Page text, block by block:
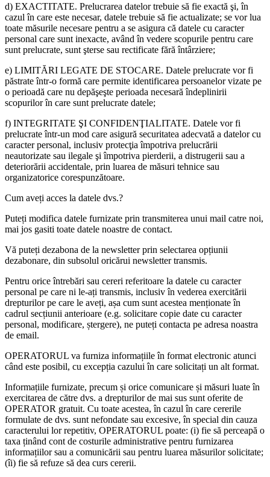
d) EXACTITATE. Prelucrarea datelor trebuie să fie exactă şi, în
cazul în care este necesar, datele trebuie să fie actualizate; se vor lua
toate măsurile necesare pentru a se asigura că datele cu caracter
personal care sunt inexacte, având în vedere scopurile pentru care
sunt prelucrate, sunt şterse sau rectificate fără întârziere;
e) LIMITĂRI LEGATE DE STOCARE. Datele prelucrate vor fi
păstrate într-o formă care permite identificarea persoanelor vizate pe
o perioadă care nu depăşeşte perioada necesară îndeplinirii
scopurilor în care sunt prelucrate datele;
f) INTEGRITATE ŞI CONFIDENŢIALITATE. Datele vor fi
prelucrate într-un mod care asigură securitatea adecvată a datelor cu
caracter personal, inclusiv protecţia împotriva prelucrării
neautorizate sau ilegale şi împotriva pierderii, a distrugerii sau a
deteriorării accidentale, prin luarea de măsuri tehnice sau
organizatorice corespunzătoare.
Cum aveți acces la datele dvs.?
Puteți modifica datele furnizate prin transmiterea unui mail catre noi,
mai jos gasiti toate datele noastre de contact.
Vă puteți dezabona de la newsletter prin selectarea opțiunii
dezabonare, din subsolul oricărui newsletter transmis.
Pentru orice întrebări sau cereri referitoare la datele cu caracter
personal pe care ni le-ați transmis, inclusiv în vederea exercitării
drepturilor pe care le aveți, așa cum sunt acestea menționate în
cadrul secțiunii anterioare (e.g. solicitare copie date cu caracter
personal, modificare, ștergere), ne puteți contacta pe adresa noastra
de email.
OPERATORUL va furniza informațiile în format electronic atunci
când este posibil, cu excepția cazului în care solicitați un alt format.
Informațiile furnizate, precum și orice comunicare și măsuri luate în
exercitarea de către dvs. a drepturilor de mai sus sunt oferite de
OPERATOR gratuit. Cu toate acestea, în cazul în care cererile
formulate de dvs. sunt nefondate sau excesive, în special din cauza
caracterului lor repetitiv, OPERATORUL poate: (i) fie să perceapă o
taxa ținând cont de costurile administrative pentru furnizarea
informațiilor sau a comunicării sau pentru luarea măsurilor solicitate;
(îi) fie să refuze să dea curs cererii.